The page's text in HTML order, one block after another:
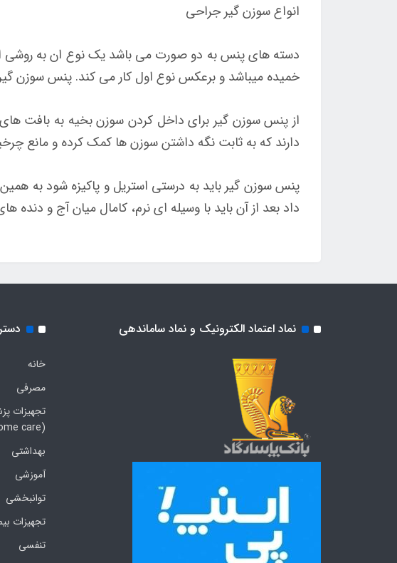
انواع سوزن گیر جراحی
دسته های پنس به دو صورت می باشد یک نوع ان به روشی
خمیده میباشد و برعکس نوع اول کار می کند. پنس سوزن
از پنس سوزن گیر برای داخل کردن سوزن بخیه به بافت
دارند که به ثابت نگه داشتن سوزن ها کمک کرده و مانع
پنس سوزن گیر باید به درستی استریل و پاکیزه شود به
داد بعد از آن باید با وسیله ای نرم، کامال میان آج و دنده
نماد اعتماد الکترونیک و نماد ساماندهی
خانه
مصرفی
تجهیزات
(Home care)
بهداشتی
آموزشی
توانبخشی
تجهیزات
تنفسی